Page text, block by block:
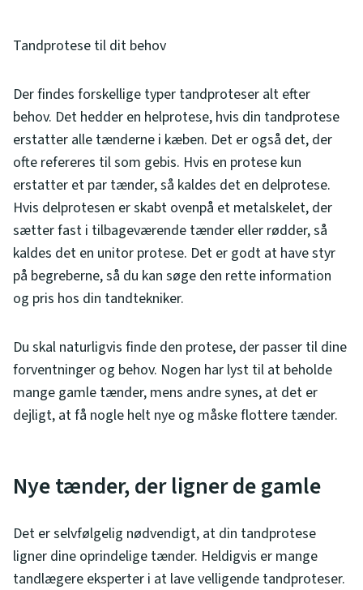
Tandprotese til dit behov
Der findes forskellige typer tandproteser alt efter
behov. Det hedder en helprotese, hvis din tandprotese
erstatter alle tænderne i kæben. Det er også det, der
ofte refereres til som gebis. Hvis en protese kun
erstatter et par tænder, så kaldes det en delprotese.
Hvis delprotesen er skabt ovenpå et metalskelet, der
sætter fast i tilbageværende tænder eller rødder, så
kaldes det en unitor protese. Det er godt at have styr
på begreberne, så du kan søge den rette information
og pris hos din tandtekniker.
Du skal naturligvis finde den protese, der passer til dine
forventninger og behov. Nogen har lyst til at beholde
mange gamle tænder, mens andre synes, at det er
dejligt, at få nogle helt nye og måske flottere tænder.
Nye tænder, der ligner de gamle
Det er selvfølgelig nødvendigt, at din tandprotese
ligner dine oprindelige tænder. Heldigvis er mange
tandlægere eksperter i at lave velligende tandproteser.